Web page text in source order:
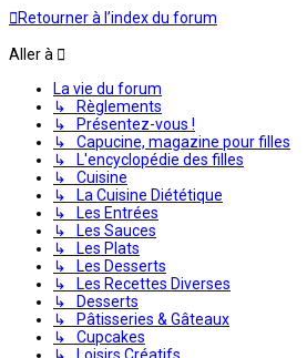
Retourner à l’index du forum
Aller à
La vie du forum
↳ Règlements
↳ Présentez-vous !
↳ Capucine, magazine pour filles
↳ L'encyclopédie des filles
↳ Cuisine
↳ La Cuisine Diététique
↳ Les Entrées
↳ Les Sauces
↳ Les Plats
↳ Les Desserts
↳ Les Recettes Diverses
↳ Desserts
↳ Pâtisseries & Gâteaux
↳ Cupcakes
↳ Loisirs Créatifs